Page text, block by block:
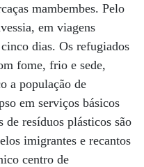
mambembes. Pelo
em viagens
dias. Os refugiados
fome, frio e sede,
a população de
em serviços básicos
resíduos plásticos são
imigrantes e recantos
centro de